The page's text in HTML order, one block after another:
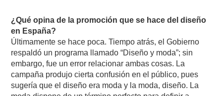
¿Qué opina de la promoción que se hace del diseño
en España?
Últimamente se hace poca. Tiempo atrás, el Gobierno
respaldó un programa llamado “Diseño y moda”; sin
embargo, fue un error relacionar ambas cosas. La
campaña produjo cierta confusión en el público, pues
sugería que el diseño era moda y la moda, diseño. La